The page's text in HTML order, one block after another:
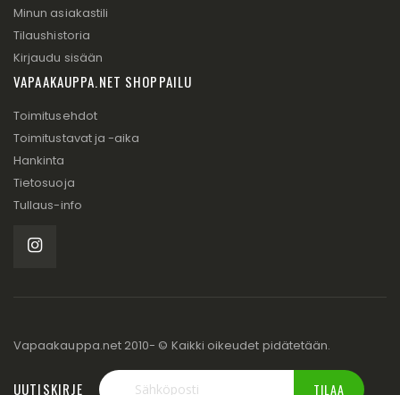
Minun asiakastili
Tilaushistoria
Kirjaudu sisään
VAPAAKAUPPA.NET SHOPPAILU
Toimitusehdot
Toimitustavat ja -aika
Hankinta
Tietosuoja
Tullaus-info
Vapaakauppa.net 2010- © Kaikki oikeudet pidätetään.
UUTISKIRJE TILAA